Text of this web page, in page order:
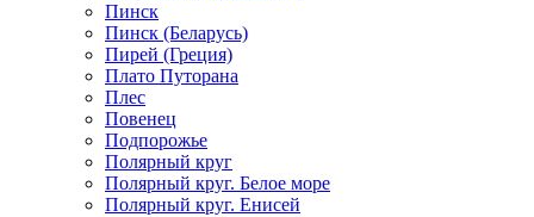
Пинск
Пинск (Беларусь)
Пирей (Греция)
Плато Путорана
Плес
Повенец
Подпорожье
Полярный круг
Полярный круг. Белое море
Полярный круг. Енисей